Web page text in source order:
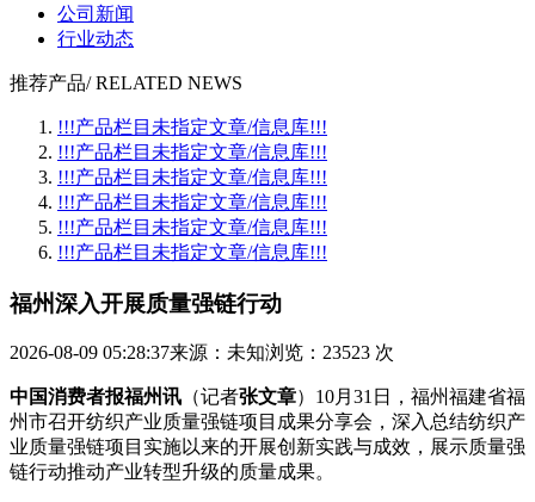
公司新闻
行业动态
推荐产品/ RELATED NEWS
!!!产品栏目未指定文章/信息库!!!
!!!产品栏目未指定文章/信息库!!!
!!!产品栏目未指定文章/信息库!!!
!!!产品栏目未指定文章/信息库!!!
!!!产品栏目未指定文章/信息库!!!
!!!产品栏目未指定文章/信息库!!!
福州深入开展质量强链行动
2026-08-09 05:28:37来源：未知浏览：23523 次
中国消费者报福州讯 （记者张文章）10月31日，福州福建省福
州市召开纺织产业质量强链项目成果分享会，深入总结纺织产
业质量强链项目实施以来的开展创新实践与成效，展示质量强
链行动推动产业转型升级的质量成果。